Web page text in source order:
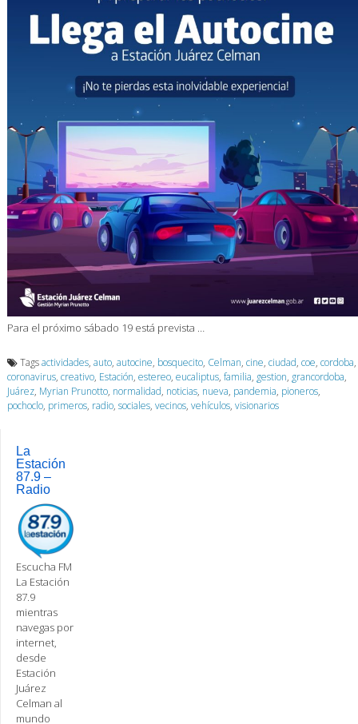
Para el próximo sábado 19 está prevista …
Tagsactividades, auto, autocine, bosquecito, Celman, cine, ciudad, coe, cordoba,
coronavirus, creativo, Estación, estereo, eucaliptus, familia, gestion, grancordoba,
Juárez, Myrian Prunotto, normalidad, noticias, nueva, pandemia, pioneros,
pochoclo, primeros, radio, sociales, vecinos, vehículos, visionarios
La
Estación
87.9 –
Radio
Escucha FM
La Estación
87.9
mientras
navegas por
internet,
desde
Estación
Juárez
Celman al
mundo